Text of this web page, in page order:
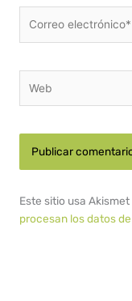
electrónico*
Este sitio usa
procesan los datos